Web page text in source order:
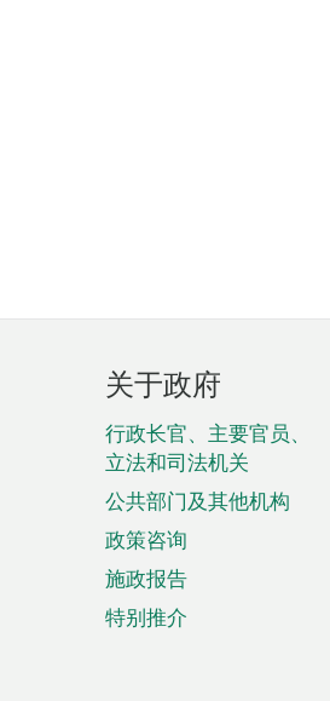
页
脚
菜
单
关于政府
行政长官、主要官员、
立法和司法机关
公共部门及其他机构
政策咨询
施政报告
特别推介